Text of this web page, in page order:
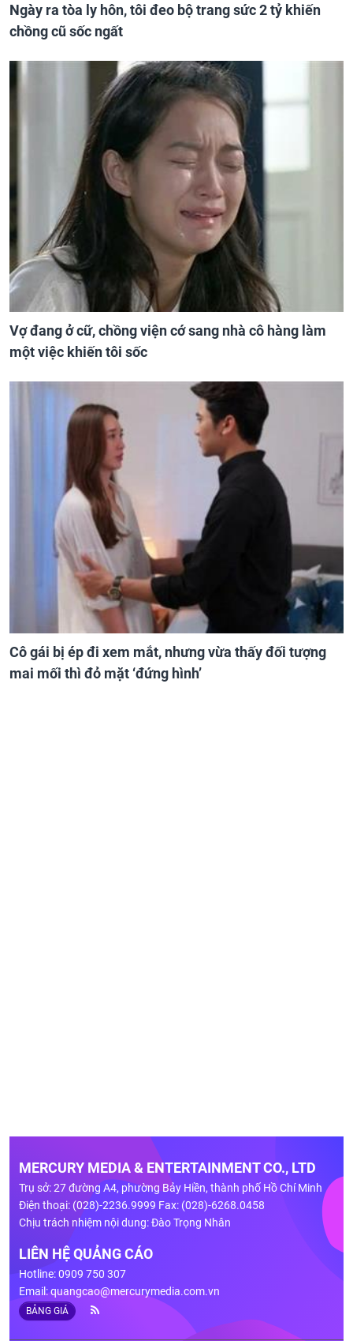
Ngày ra tòa ly hôn, tôi đeo bộ trang sức 2 tỷ khiến
chồng cũ sốc ngất
Vợ đang ở cữ, chồng viện cớ sang nhà cô hàng làm
một việc khiến tôi sốc
Cô gái bị ép đi xem mắt, nhưng vừa thấy đối tượng
mai mối thì đỏ mặt ‘đứng hình’
MERCURY MEDIA & ENTERTAINMENT CO., LTD
Trụ sở: 27 đường A4, phường Bảy Hiền, thành phố Hồ Chí Minh
Điện thoại: (028)-2236.9999 Fax: (028)-6268.0458
Chịu trách nhiệm nội dung: Đào Trọng Nhân
LIÊN HỆ QUẢNG CÁO
Hotline: 0909 750 307
Email:quangcao@mercurymedia.com.vn
BẢNG GIÁ